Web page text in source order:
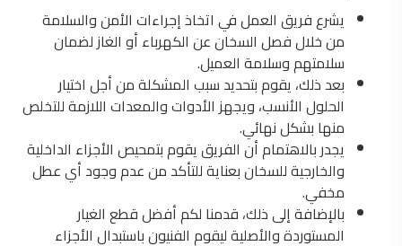
يشرع فريق العمل في اتخاذ إجراءات الأمن والسلامة
من خلال فصل السخان عن الكهرباء أو الغاز لضمان
سلامتهم وسلامة العميل.
بعد ذلك، يقوم بتحديد سبب المشكلة من أجل اختيار
الحلول الأنسب، ويجهز الأدوات والمعدات اللازمة للتخلص
منها بشكل نهائي.
يجدر بالاهتمام أن الفريق يقوم بتمحيص الأجزاء الداخلية
والخارجية للسخان بعناية للتأكد من عدم وجود أي عطل
مخفي.
بالإضافة إلى ذلك، قدمنا لكم أفضل قطع الغيار
المستوردة والأصلية ليقوم الفنيون باستبدال الأجزاء